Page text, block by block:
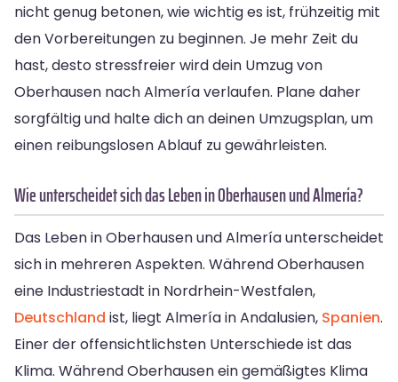
nicht genug betonen, wie wichtig es ist, frühzeitig mit
den Vorbereitungen zu beginnen. Je mehr Zeit du
hast, desto stressfreier wird dein Umzug von
Oberhausen nach Almería verlaufen. Plane daher
sorgfältig und halte dich an deinen Umzugsplan, um
einen reibungslosen Ablauf zu gewährleisten.
Wie unterscheidet sich das Leben in Oberhausen und Almería?
Das Leben in Oberhausen und Almería unterscheidet
sich in mehreren Aspekten. Während Oberhausen
eine Industriestadt in Nordrhein-Westfalen,
Deutschland ist, liegt Almería in Andalusien, Spanien.
Einer der offensichtlichsten Unterschiede ist das
Klima. Während Oberhausen ein gemäßigtes Klima